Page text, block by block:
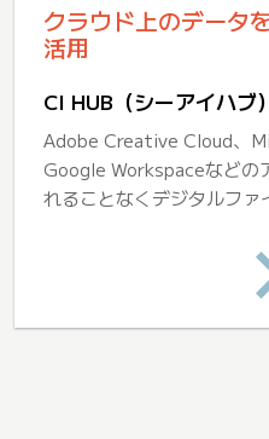
クラウド上のデータ
活用
CI HUB（シーアイハブ）
Adobe Creative Cloud、
Google Workspaceなどの
れることなくデジタルファ